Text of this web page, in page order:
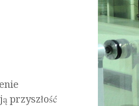
przyszłość